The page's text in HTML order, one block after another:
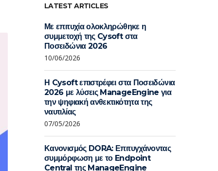
LATEST ARTICLES
Με επιτυχία ολοκληρώθηκε η
συμμετοχή της Cysoft στα
Ποσειδώνια 2026
10/06/2026
Η Cysoft επιστρέφει στα Ποσειδώνια
2026 με λύσεις ManageEngine για
την ψηφιακή ανθεκτικότητα της
ναυτιλίας
07/05/2026
Κανονισμός DORA: Επιτυγχάνοντας
συμμόρφωση με το Endpoint
Central της ManageEngine